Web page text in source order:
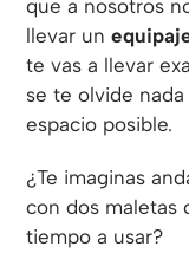
que a nosotros
llevar un
te vas a llevar
se te olvide
espacio posible.
¿Te imaginas
con dos maletas
tiempo a usar?